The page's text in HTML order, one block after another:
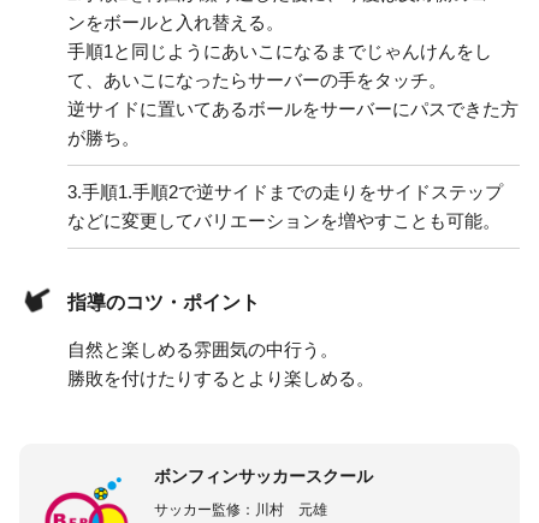
ンをボールと入れ替える。
手順1と同じようにあいこになるまでじゃんけんをし
て、あいこになったらサーバーの手をタッチ。
逆サイドに置いてあるボールをサーバーにパスできた方
が勝ち。
3.手順1.手順2で逆サイドまでの走りをサイドステップ
などに変更してバリエーションを増やすことも可能。
指導のコツ・ポイント
自然と楽しめる雰囲気の中行う。
勝敗を付けたりするとより楽しめる。
ボンフィンサッカースクール
サッカー監修：川村 元雄